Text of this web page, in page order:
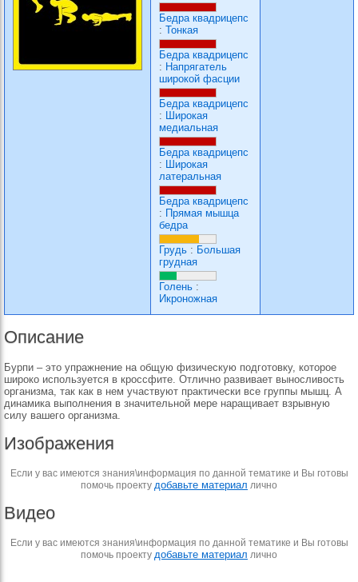
Бедра квадрицепс
: Тонкая
Бедра квадрицепс
: Напрягатель
широкой фасции
Бедра квадрицепс
: Широкая
медиальная
Бедра квадрицепс
: Широкая
латеральная
Бедра квадрицепс
: Прямая мышца
бедра
Грудь : Большая
грудная
Голень :
Икроножная
Описание
Бурпи – это упражнение на общую физическую подготовку, которое
широко используется в кроссфите. Отлично развивает выносливость
организма, так как в нем участвуют практически все группы мышц. А
динамика выполнения в значительной мере наращивает взрывную
силу вашего организма.
Изображения
Если у вас имеются знания\информация по данной тематике и Вы готовы
помочь проекту добавьте материал лично
Видео
Если у вас имеются знания\информация по данной тематике и Вы готовы
помочь проекту добавьте материал лично